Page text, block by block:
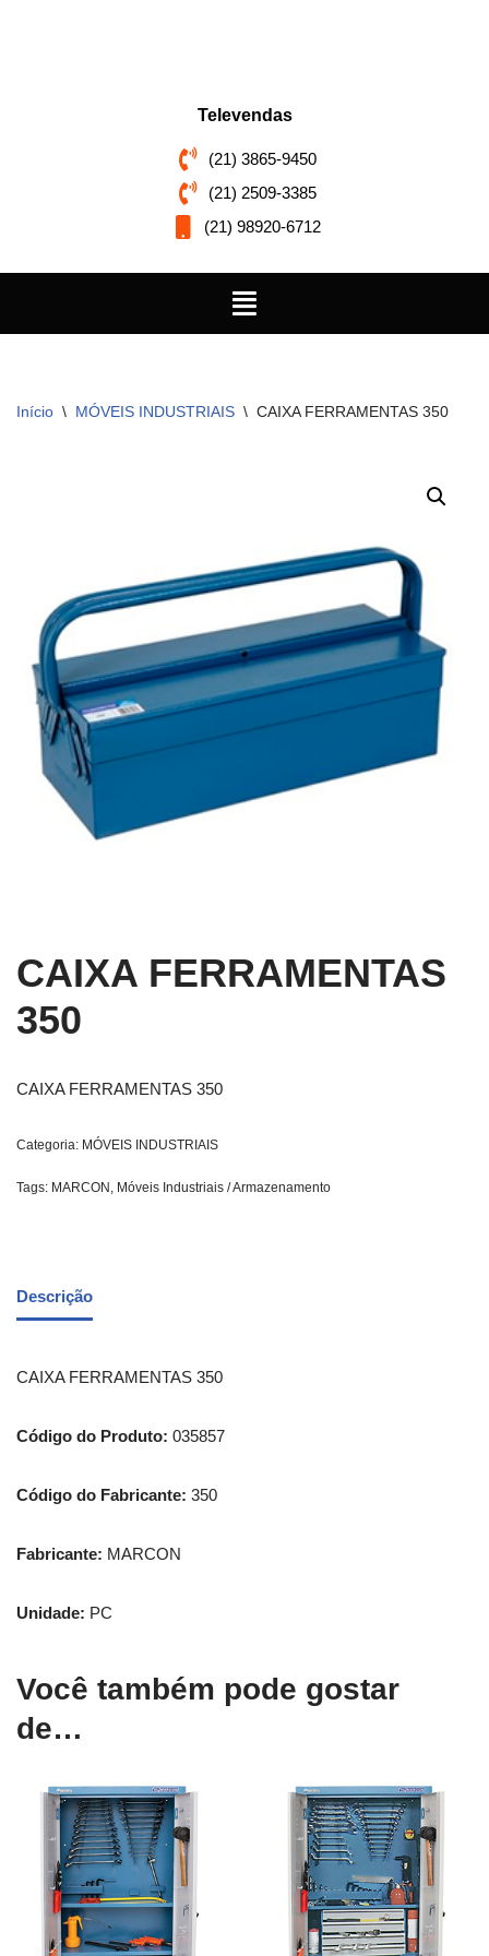
Televendas
(21) 3865-9450
(21) 2509-3385
(21) 98920-6712
Início \ MÓVEIS INDUSTRIAIS \ CAIXA FERRAMENTAS 350
CAIXA FERRAMENTAS
350
CAIXA FERRAMENTAS 350
Categoria: MÓVEIS INDUSTRIAIS
Tags: MARCON , Móveis Industriais / Armazenamento
Descrição
CAIXA FERRAMENTAS 350
Código do Produto: 035857
Código do Fabricante: 350
Fabricante: MARCON
Unidade: PC
Você também pode gostar
de…